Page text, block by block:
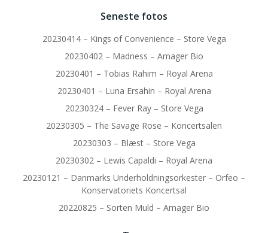
Seneste fotos
20230414 – Kings of Convenience – Store Vega
20230402 – Madness – Amager Bio
20230401 – Tobias Rahim – Royal Arena
20230401 – Luna Ersahin – Royal Arena
20230324 – Fever Ray – Store Vega
20230305 – The Savage Rose – Koncertsalen
20230303 – Blæst – Store Vega
20230302 – Lewis Capaldi – Royal Arena
20230121 – Danmarks Underholdningsorkester – Orfeo –
Konservatoriets Koncertsal
20220825 – Sorten Muld – Amager Bio